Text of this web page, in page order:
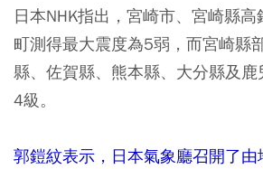
日本NHK指出，宮崎市、宮崎縣
町測得最大震度為5弱，而宮崎縣
縣、佐賀縣、熊本縣、大分縣及
4級。
郭鎧紋表示，日本氣象廳召開了